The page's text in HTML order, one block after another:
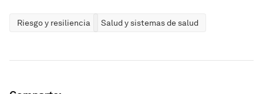
Riesgo y resiliencia Salud y sistemas de salud